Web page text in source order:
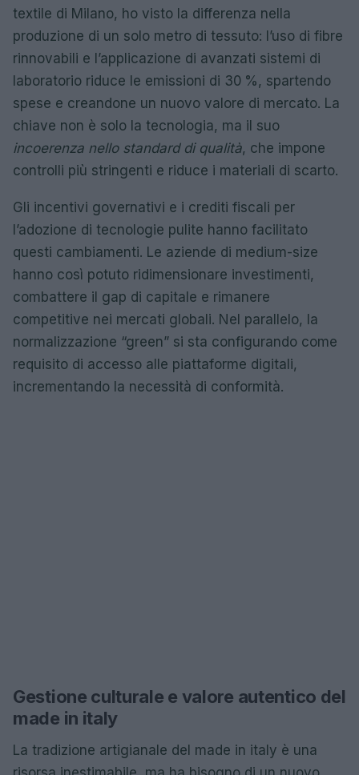
textile di Milano, ho visto la differenza nella
produzione di un solo metro di tessuto: l’uso di fibre
rinnovabili e l’applicazione di avanzati sistemi di
laboratorio riduce le emissioni di 30 %, spartendo
spese e creandone un nuovo valore di mercato. La
chiave non è solo la tecnologia, ma il suo
incoerenza nello standard di qualità, che impone
controlli più stringenti e riduce i materiali di scarto.
Gli incentivi governativi e i crediti fiscali per
l’adozione di tecnologie pulite hanno facilitato
questi cambiamenti. Le aziende di medium-size
hanno così potuto ridimensionare investimenti,
combattere il gap di capitale e rimanere
competitive nei mercati globali. Nel parallelo, la
normalizzazione “green” si sta configurando come
requisito di accesso alle piattaforme digitali,
incrementando la necessità di conformità.
Gestione culturale e valore autentico del
made in italy
La tradizione artigianale del made in italy è una